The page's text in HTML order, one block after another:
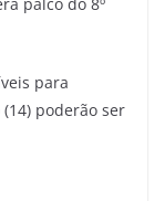
para
poderão ser